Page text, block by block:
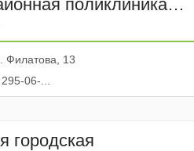
поликлиника
района
Филатова, 13
06-...
городская